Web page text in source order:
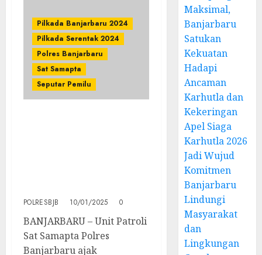
Pilkada Banjarbaru 2024
Pilkada Serentak 2024
Polres Banjarbaru
Sat Samapta
Seputar Pemilu
POLRESBJB 10/01/2025 0
BANJARBARU – Unit Patroli
Sat Samapta Polres
Banjarbaru ajak
Maksimal,
Banjarbaru
Satukan
Kekuatan
Hadapi
Ancaman
Karhutla dan
Kekeringan
Apel Siaga
Karhutla 2026
Jadi Wujud
Komitmen
Banjarbaru
Lindungi
Masyarakat
dan
Lingkungan